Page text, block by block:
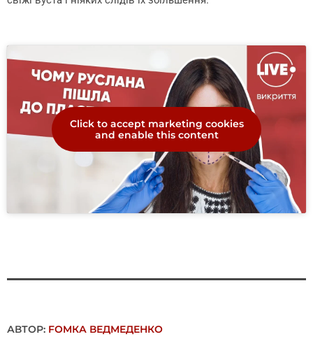
Click to accept marketing cookies
and enable this content
АВТОР: FОMКА ВЕДМЕДЕНКО